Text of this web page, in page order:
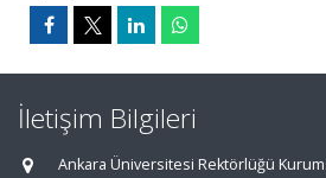
İletişim Bilgileri
Ankara Üniversitesi Rektörlüğü